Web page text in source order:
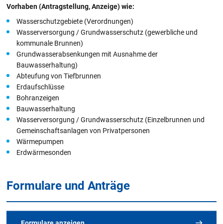
Vorhaben (Antragstellung, Anzeige) wie:
Wasserschutzgebiete (Verordnungen)
Wasserversorgung / Grundwasserschutz (gewerbliche und
kommunale Brunnen)
Grundwasserabsenkungen mit Ausnahme der
Bauwasserhaltung)
Abteufung von Tiefbrunnen
Erdaufschlüsse
Bohranzeigen
Bauwasserhaltung
Wasserversorgung / Grundwasserschutz (Einzelbrunnen und
Gemeinschaftsanlagen von Privatpersonen
Wärmepumpen
Erdwärmesonden
Formulare und Anträge